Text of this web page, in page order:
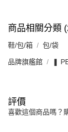
商品相關分類
鞋/包/箱 包/袋
品牌旗艦館 ❚
評價
喜歡這個商品嗎？